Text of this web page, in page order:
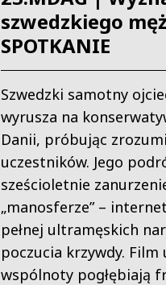
szwedzkiego
SPOTKANIE
Szwedzki samotny
wyrusza na
Danii, próbując
uczestników. Jego
sześcioletnie
„manosferze” –
pełnej ultramęskich
poczucia krzywdy.
wspólnoty pogłębiają